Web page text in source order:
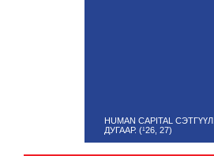
HUMAN CAPITAL СЭТГҮҮЛ.
ДУГААР. (¹26, 27)